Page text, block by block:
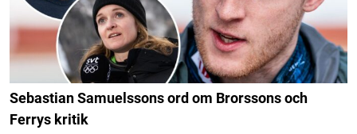
Sebastian Samuelssons ord om Brorssons och
Ferrys kritik